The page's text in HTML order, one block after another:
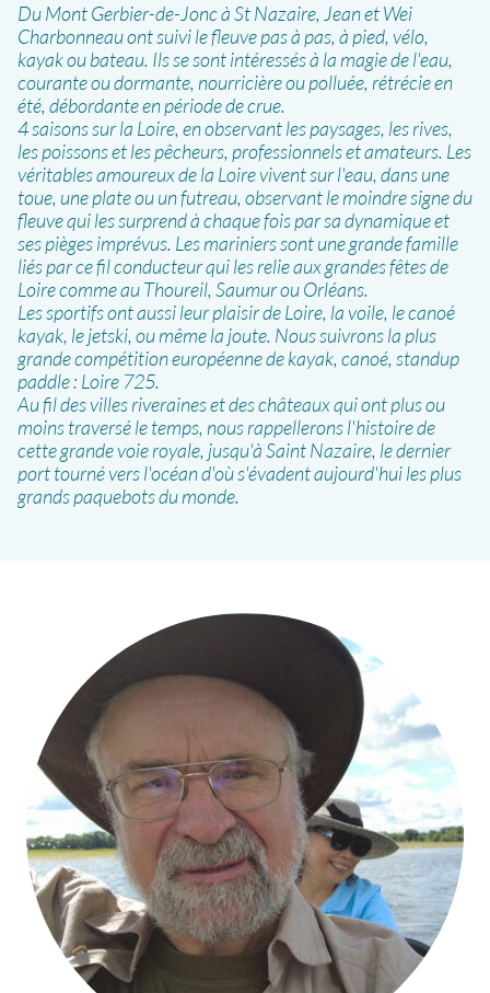
Du Mont Gerbier-de-Jonc à St Nazaire, Jean et Wei
Charbonneau ont suivi le fleuve pas à pas, à pied, vélo,
kayak ou bateau. Ils se sont intéressés à la magie de l'eau,
courante ou dormante, nourricière ou polluée, rétrécie en
été, débordante en période de crue.
4 saisons sur la Loire, en observant les paysages, les rives,
les poissons et les pêcheurs, professionnels et amateurs. Les
véritables amoureux de la Loire vivent sur l'eau, dans une
toue, une plate ou un futreau, observant le moindre signe du
fleuve qui les surprend à chaque fois par sa dynamique et
ses pièges imprévus. Les mariniers sont une grande famille
liés par ce fil conducteur qui les relie aux grandes fêtes de
Loire comme au Thoureil, Saumur ou Orléans.
Les sportifs ont aussi leur plaisir de Loire, la voile, le canoé
kayak, le jetski, ou même la joute. Nous suivrons la plus
grande compétition européenne de kayak, canoé, standup
paddle : Loire 725.
Au fil des villes riveraines et des châteaux qui ont plus ou
moins traversé le temps, nous rappellerons l'histoire de
cette grande voie royale, jusqu'à Saint Nazaire, le dernier
port tourné vers l'océan d'où s'évadent aujourd'hui les plus
grands paquebots du monde.